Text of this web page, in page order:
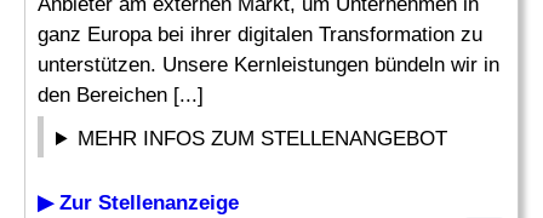
ganz Europa bei ihrer digitalen Transformation zu
unterstützen. Unsere Kernleistungen bündeln wir in
den Bereichen [...]
MEHR INFOS ZUM STELLENANGEBOT
▶ Zur Stellenanzeige